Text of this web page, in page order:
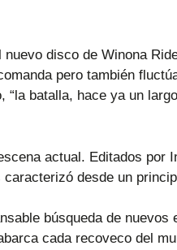
disco de Winona
pero también
“la batalla, hace ya un
actual. Editados por
desde un
búsqueda de nuevos
cada recoveco del